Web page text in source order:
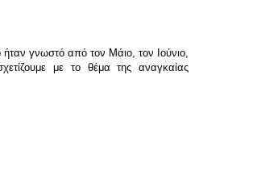
ήταν γνωστό από τον Μάιο, τον Ιούνιο,
με το θέμα της αναγκαίας